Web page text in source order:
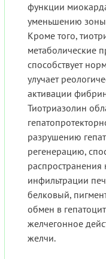
функции
уменьшению
Кроме того,
метаболические
способствует
улучает
активации
Тиотриазолин
разрушению
регенерацию,
инфильтрации
белковый,
обмен в
желчегонное
желчи.